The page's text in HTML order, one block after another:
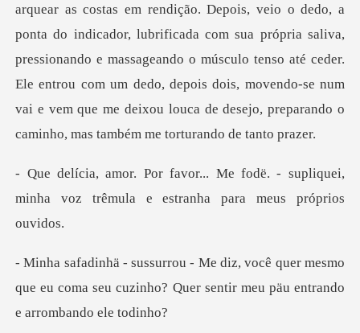
arquear as costas em rendição. Depois, veio o dedo, a
ponta do indicador, lubrificada com sua própria saliva,
pressionand
fodë. - supliquei,
minha voz trêmula
quer mesmo
que eu coma seu cuzinho? Quer sent